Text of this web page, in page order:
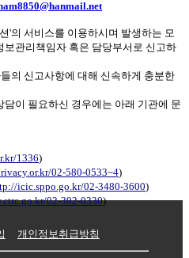
'의 서비스를 이용하시며 발생하는 모
관리책임자 혹은 담당부서로 신고하
의 신고사항에 대해 신속하게 충분한
이 필요하신 경우에는 아래 기관에 문
1336)
02-580-0533~4)
icic.sppo.go.kr/02-3480-3600)
02-392-0330)
개인정보취급방침